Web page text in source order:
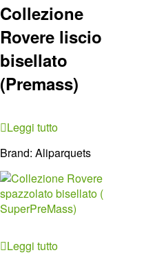
Collezione
Rovere liscio
bisellato
(Premass)
Leggi tutto
Brand: Aliparquets
Leggi tutto